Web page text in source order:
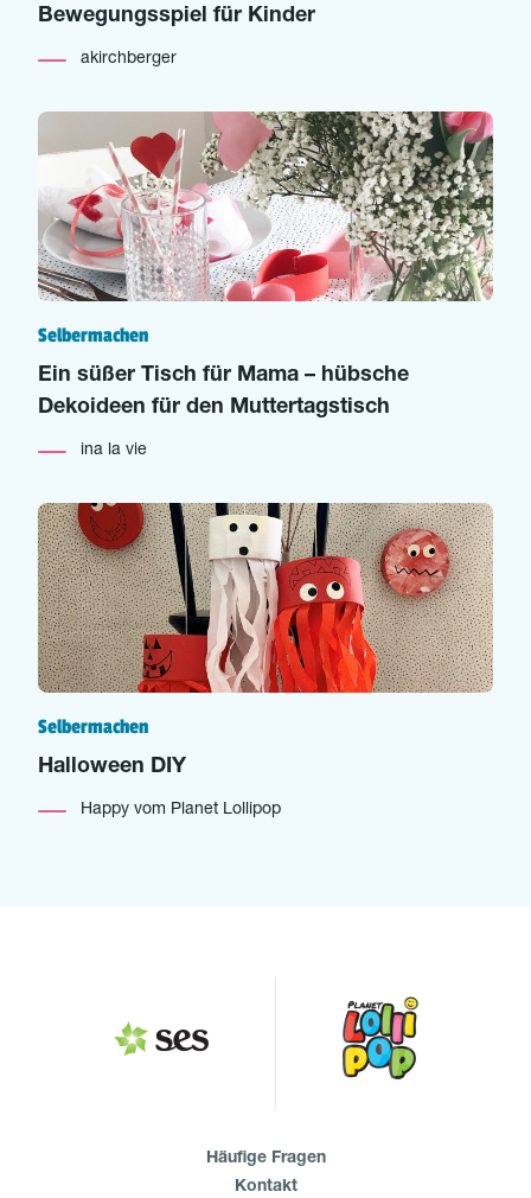
Bewegungsspiel für Kinder
akirchberger
Selbermachen
Ein süßer Tisch für Mama – hübsche
Dekoideen für den Muttertagstisch
ina la vie
Selbermachen
Halloween DIY
Happy vom Planet Lollipop
Häufige Fragen
Kontakt